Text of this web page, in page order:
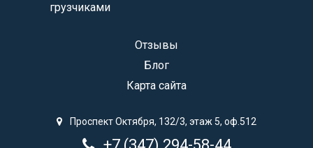
грузчиками
Отзывы
Блог
Карта сайта
Проспект Октября, 132/3, этаж 5, оф.512